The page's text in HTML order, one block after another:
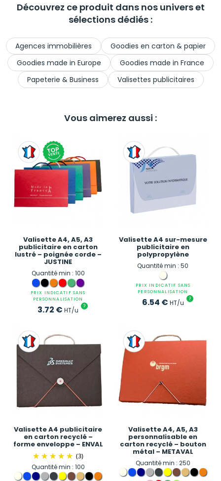
Découvrez ce produit dans nos univers et
sélections dédiés :
Agences immobilières
Goodies en carton & papier
Goodies made in Europe
Goodies made in France
Papeterie & Business
Valisettes publicitaires
Vous aimerez aussi :
Valisette A4, A5, A3
publicitaire en carton
lustré – poignée corde –
JUSTINE
Quantité min : 100
PRIX INDICATIF SANS
PERSONNALISATION
3.72 € HT/u ?
Valisette A4 sur-mesure
publicitaire en
polypropylène
Quantité min : 50
PRIX INDICATIF SANS
PERSONNALISATION
6.54 € HT/u ?
Valisette A4 publicitaire
en carton recyclé –
forme enveloppe – ENVAL
(3)
Quantité min : 100
Valisette A4, A5, A3
personnalisable en
carton recyclé – bouton
métal – METAVAL
Quantité min : 250